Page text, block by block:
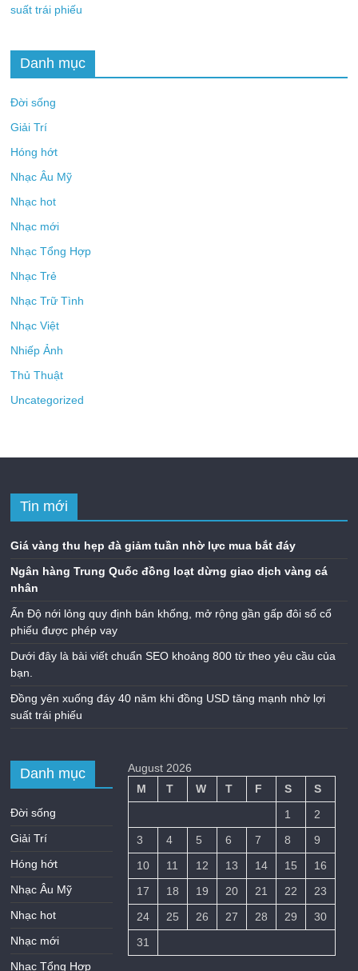
suất trái phiếu
Danh mục
Đời sống
Giải Trí
Hóng hớt
Nhạc Âu Mỹ
Nhạc hot
Nhạc mới
Nhạc Tổng Hợp
Nhạc Trẻ
Nhạc Trữ Tình
Nhạc Việt
Nhiếp Ảnh
Thủ Thuật
Uncategorized
Tin mới
Giá vàng thu hẹp đà giảm tuần nhờ lực mua bắt đáy
Ngân hàng Trung Quốc đồng loạt dừng giao dịch vàng cá
nhân
Ấn Độ nới lỏng quy định bán khống, mở rộng gần gấp đôi số cổ
phiếu được phép vay
Dưới đây là bài viết chuẩn SEO khoảng 800 từ theo yêu cầu của
bạn.
Đồng yên xuống đáy 40 năm khi đồng USD tăng mạnh nhờ lợi
suất trái phiếu
Danh mục
Đời sống
Giải Trí
Hóng hớt
Nhạc Âu Mỹ
Nhạc hot
Nhạc mới
Nhạc Tổng Hợp
August 2026
M
T W T F S
S
1
2
3
4 5 6 7 8
9
10
11 12 13 14 15
16
17
18 19 20 21 22
23
24
25 26 27 28 29
30
31